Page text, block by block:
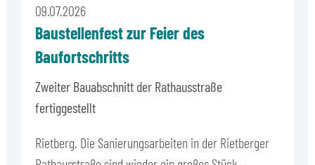
09.07.2026
Baustellenfest zur Feier des
Baufortschritts
Zweiter Bauabschnitt der Rathausstraße
fertiggestellt
Rietberg. Die Sanierungsarbeiten in der Rietberger